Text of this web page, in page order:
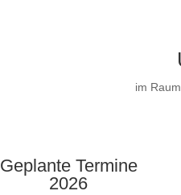
im
Geplante Termine
2026